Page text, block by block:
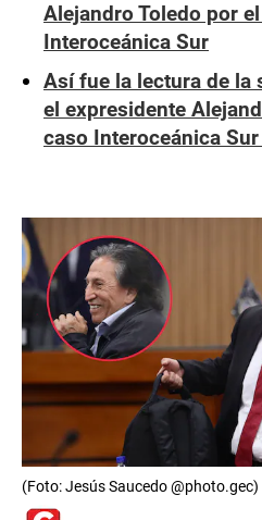
Alejandro Toledo por
Interoceánica Sur
Así fue la lectura de la
el expresidente
caso Interoceánica Sur
(Foto: Jesús Saucedo @photo.gec)